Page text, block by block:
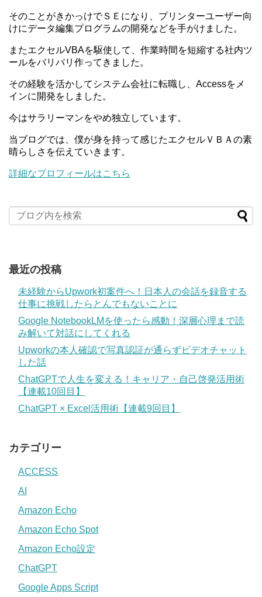
そのことがきかっけでＳＥになり、プリンターユーザー向
けにデータ編集プログラムの開発などを手がけました。
またエクセルVBAを駆使して、作業時間を短縮する社内ツ
ールをバリバリ作ってきました。
その経験を活かしてシステム会社に転職し、Accessをメ
インに開発をしました。
今はサラリーマンをやめ独立しています。
当ブログでは、僕が身を持って感じたエクセルＶＢＡの素
晴らしさを伝えていきます。
詳細なプロフィールはこちら
最近の投稿
未経験からUpwork初案件へ！日本人の会話を録音する
仕事に挑戦したらとんでもないことに
Google NotebookLMを使ったら感動！深層心理まで読
み解いて対話にしてくれる
Upworkの本人確認で写真認証が通らずビデオチャット
した話
ChatGPTで人生を変える！キャリア・自己啓発活用術
【連載10回目】
ChatGPT × Excel活用術【連載9回目】
カテゴリー
ACCESS
AI
Amazon Echo
Amazon Echo Spot
Amazon Echo設定
ChatGPT
Google Apps Script